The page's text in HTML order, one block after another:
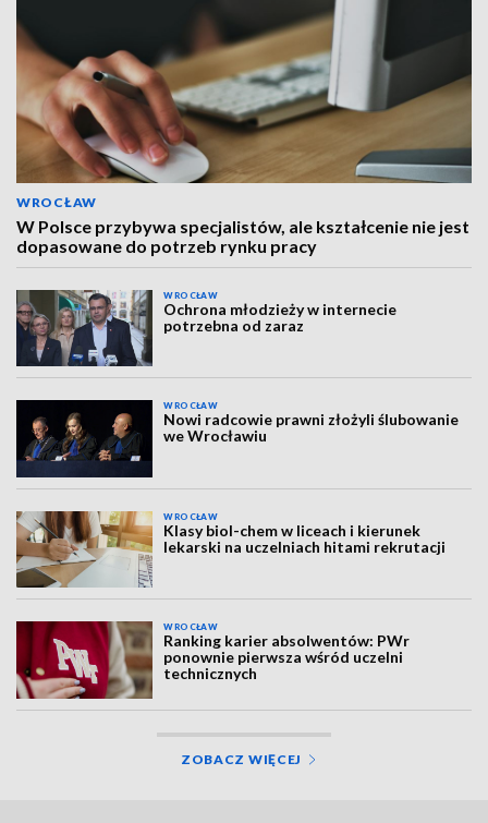
WROCŁAW
W Polsce przybywa specjalistów, ale kształcenie nie jest
dopasowane do potrzeb rynku pracy
WROCŁAW
Ochrona młodzieży w internecie
potrzebna od zaraz
WROCŁAW
Nowi radcowie prawni złożyli ślubowanie
we Wrocławiu
WROCŁAW
Klasy biol-chem w liceach i kierunek
lekarski na uczelniach hitami rekrutacji
WROCŁAW
Ranking karier absolwentów: PWr
ponownie pierwsza wśród uczelni
technicznych
ZOBACZ WIĘCEJ